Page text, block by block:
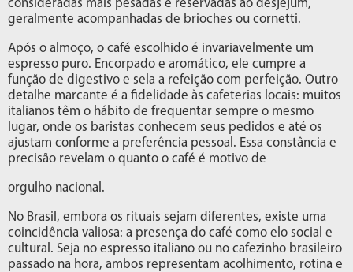
consideradas mais pesadas e reservadas ao desjejum,
geralmente acompanhadas de brioches ou cornetti.
Após o almoço, o café escolhido é invariavelmente um
espresso puro. Encorpado e aromático, ele cumpre a
função de digestivo e sela a refeição com perfeição. Outro
detalhe marcante é a fidelidade às cafeterias locais: muitos
italianos têm o hábito de frequentar sempre o mesmo
lugar, onde os baristas conhecem seus pedidos e até os
ajustam conforme a preferência pessoal. Essa constância e
precisão revelam o quanto o café é motivo de
orgulho nacional.
No Brasil, embora os rituais sejam diferentes, existe uma
coincidência valiosa: a presença do café como elo social e
cultural. Seja no espresso italiano ou no cafezinho brasileiro
passado na hora, ambos representam acolhimento, rotina e